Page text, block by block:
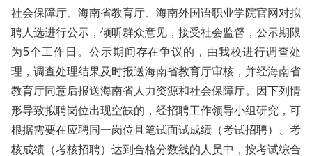
社会保障厅、海南省教育厅、海南外国语职业学院官网对拟
聘人选进行公示，倾听群众意见，接受社会监督，公示期限
为5个工作日。公示期间存在争议的，由我校进行调查处
理，调查处理结果及时报送海南省教育厅审核，并经海南省
教育厅同意后报送海南省人力资源和社会保障厅。因下列情
形导致拟聘岗位出现空缺的，经招聘工作领导小组研究，可
根据需要在应聘同一岗位且笔试面试成绩（考试招聘）、考
核成绩（考核招聘）达到合格分数线的人员中，按考试综合